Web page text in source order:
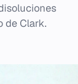
de Clark.